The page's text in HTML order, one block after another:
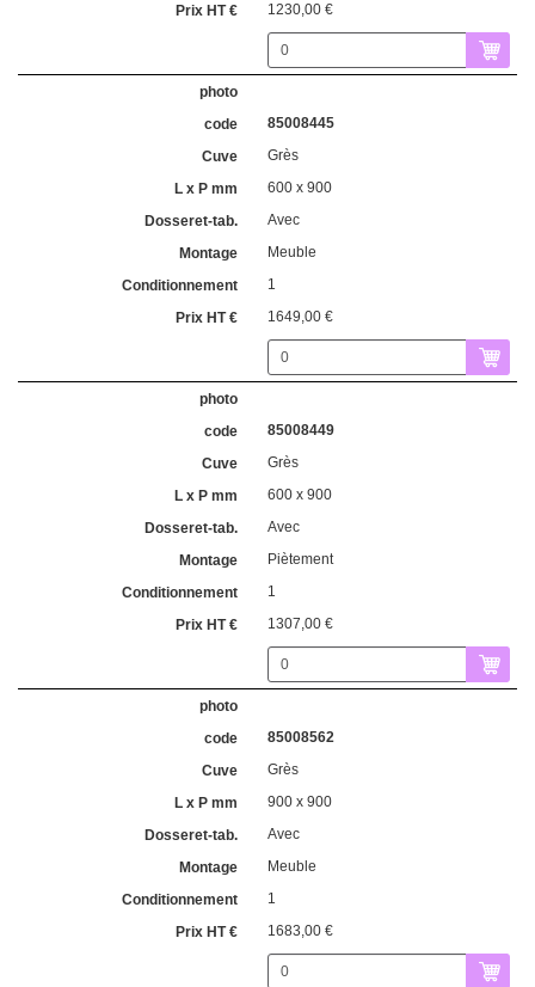
1230,00 €
85008445
Grès
600 x 900
Avec
Meuble
1
1649,00 €
85008449
Grès
600 x 900
Avec
Piètement
1
1307,00 €
85008562
Grès
900 x 900
Avec
Meuble
1
1683,00 €